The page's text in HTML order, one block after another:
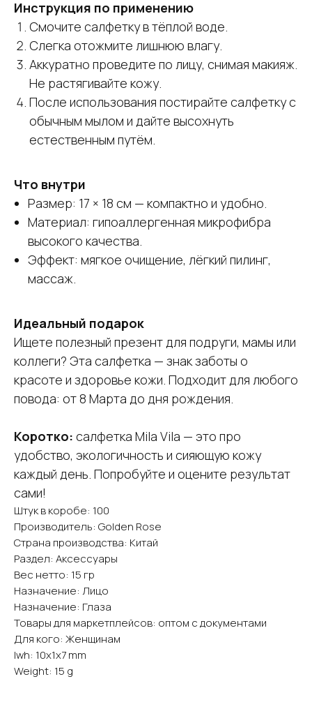
Инструкция по применению
Смочите салфетку в тёплой воде.
Слегка отожмите лишнюю влагу.
Аккуратно проведите по лицу, снимая макияж.
Не растягивайте кожу.
После использования постирайте салфетку с
обычным мылом и дайте высохнуть
естественным путём.
Что внутри
Размер: 17 × 18 см — компактно и удобно.
Материал: гипоаллергенная микрофибра
высокого качества.
Эффект: мягкое очищение, лёгкий пилинг,
массаж.
Идеальный подарок
Ищете полезный презент для подруги, мамы или
коллеги? Эта салфетка — знак заботы о
красоте и здоровье кожи. Подходит для любого
повода: от 8 Марта до дня рождения.
Коротко: салфетка Mila Vila — это про
удобство, экологичность и сияющую кожу
каждый день. Попробуйте и оцените результат
сами!
Штук в коробе: 100
Производитель: Golden Rose
Страна производства: Китай
Раздел: Аксессуары
Вес нетто: 15 гр
Назначение: Лицо
Назначение: Глаза
Товары для маркетплейсов: оптом с документами
Для кого: Женщинам
lwh: 10x1x7 mm
Weight: 15 g